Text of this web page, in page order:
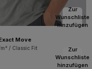
Zur
Wunschliste
hinzufügen
Move
/ Classic Fit
Zur
Wunschliste
hinzufügen